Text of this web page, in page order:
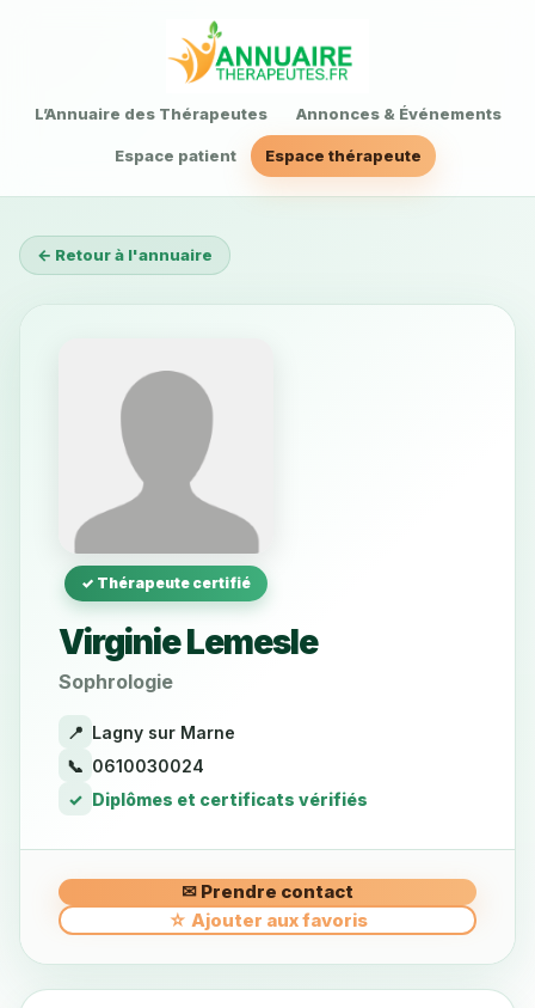
L’Annuaire des Thérapeutes Annonces & Événements
Espace patient Espace thérapeute
← Retour à l'annuaire
✓ Thérapeute certifié
Virginie Lemesle
Sophrologie
📍 Lagny sur Marne
📞 0610030024
✓ Diplômes et certificats vérifiés
✉ Prendre contact
☆ Ajouter aux favoris